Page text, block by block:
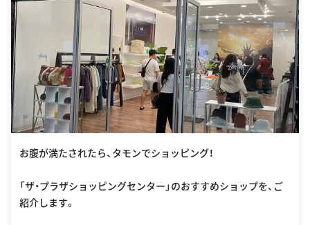
お腹が満たされたら、タモンでショッピング！
「ザ・プラザショッピングセンター」のおすすめショップを、ご
紹介します。